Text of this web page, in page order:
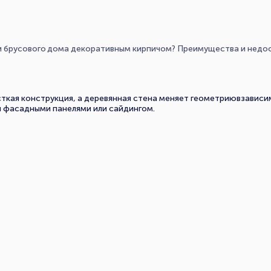
дома декоративным кирпичом? Преимущества и
конструкция, а деревянная стена меняет
панелями или сайдингом.